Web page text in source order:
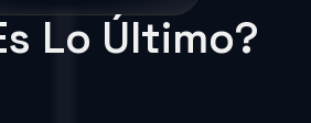
Lo Último?